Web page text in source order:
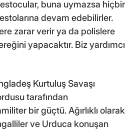
buna uymazsa hiçbir
devam edebilirler.
zarar verir ya da polislere
yapacaktır. Biz yardımcı
Kurtuluş Savaşı
tarafından
bir güçtü. Ağırlıklı olarak
ve Urduca konuşan